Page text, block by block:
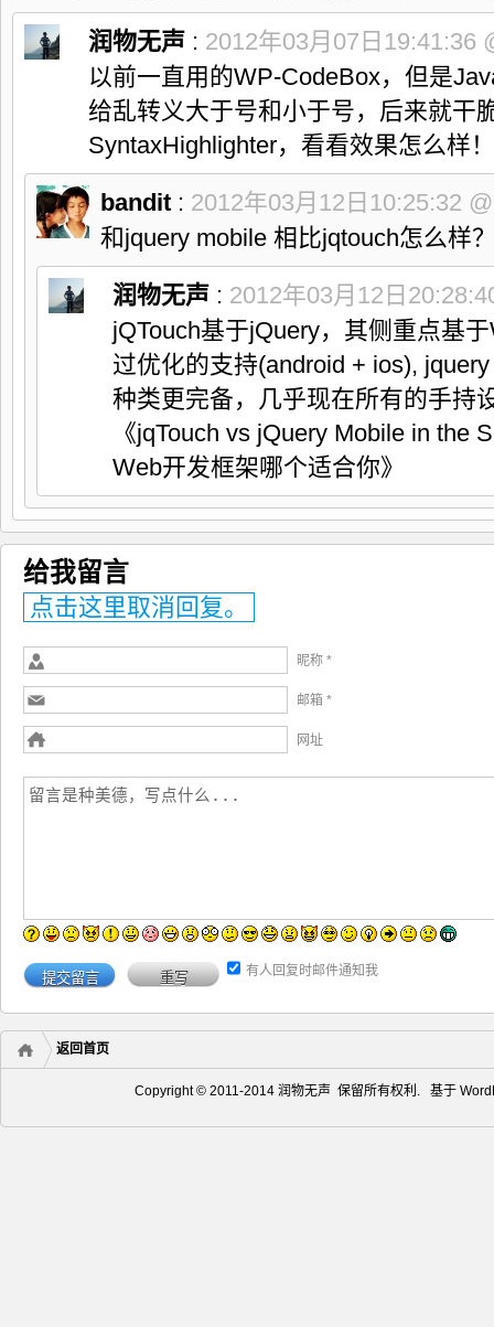
润物无声 : 2012年03月07日19:41:36
以前一直用的WP-CodeBox，但是
给乱转义大于号和小于号，后来就干
SyntaxHighlighter，看看效果怎么样！
bandit : 2012年03月12日10:25:32
和jquery mobile 相比jqtouch怎么样
润物无声 : 2012年03月12日
jQTouch基于jQuery，其侧重点基
过优化的支持(android + ios),
种类更完备，几乎现在所有的手持
《jqTouch vs jQuery Mobile in the
Web开发框架哪个适合你》
给我留言
点击这里取消回复。
昵称 *
邮箱 *
网址
有人回复时邮件通知我
返回首页
Copyright © 2011-2014 润物无声 保留所有权利. 基于